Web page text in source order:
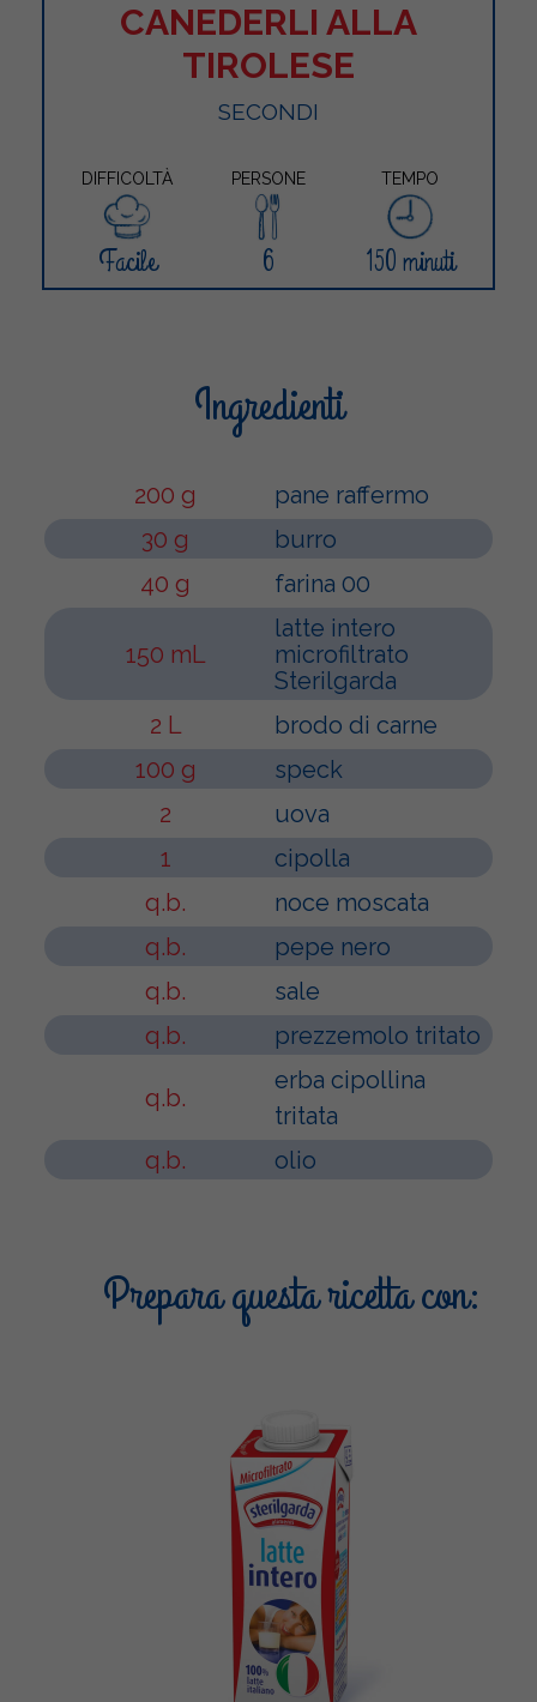
CANEDERLI ALLA
TIROLESE
SECONDI
DIFFICOLTÀ PERSONE TEMPO
Facile 6 150 minuti
Ingredienti
200 g
pane raffermo
30 g
burro
40 g
farina 00
150 mL
latte intero
microfiltrato
Sterilgarda
2 L
brodo di carne
100 g
speck
2
uova
1
cipolla
q.b.
noce moscata
q.b.
pepe nero
q.b.
sale
q.b.
prezzemolo tritato
q.b.
erba cipollina
tritata
q.b.
olio
Prepara questa ricetta con: